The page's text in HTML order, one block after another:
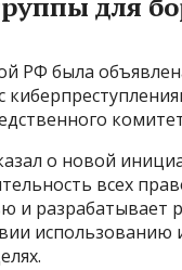
РФ была
о новой
всех
и разрабатывает